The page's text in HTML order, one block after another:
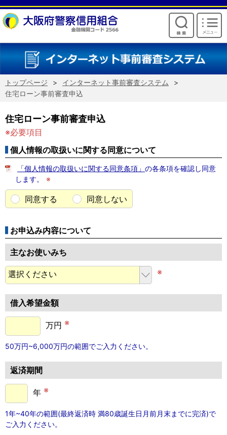
けいしんからのお願い
トップページ
インターネット事前審査システム
住宅ローン事前審査申込
住宅ローン事前審査申込
※必要項目
個人情報の取扱いに関する同意について
「個人情報の取扱いに関する同意条項」 の各条項を確認し同意
します。
※
同意する 同意しない
お申込み内容について
主なお使いみち
※
借入希望金額
万円 ※
50万円~6,000万円の範囲でご入力ください。
返済期間
年 ※
1年~40年の範囲(最終返済時 満80歳誕生日月前月末までに完済)で
ご入力ください。